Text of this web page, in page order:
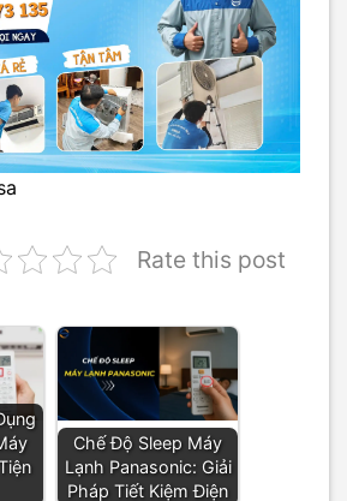
Rate this post
Chế Độ Sleep Máy
Lạnh Panasonic: Giải
Pháp Tiết Kiệm Điện